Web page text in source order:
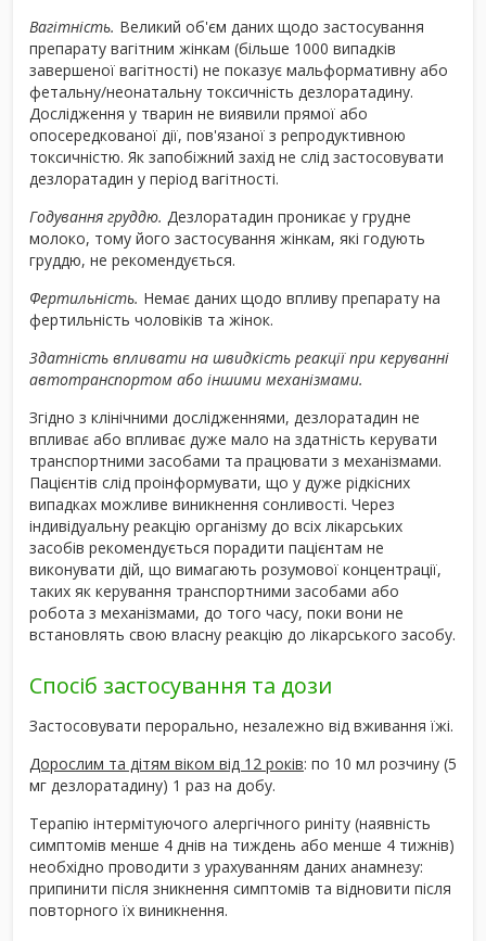
Вагітність. Великий об'єм даних щодо застосування
препарату вагітним жінкам (більше 1000 випадків
завершеної вагітності) не показує мальформативну або
фетальну/неонатальну токсичність дезлоратадину.
Дослідження у тварин не виявили прямої або
опосередкованої дії, пов'язаної з репродуктивною
токсичністю. Як запобіжний захід не слід застосовувати
дезлоратадин у період вагітності.
Годування груддю. Дезлоратадин проникає у грудне
молоко, тому його застосування жінкам, які годують
груддю, не рекомендується.
Фертильність. Немає даних щодо впливу препарату на
фертильність чоловіків та жінок.
Здатність впливати на швидкість реакції при керуванні
автотранспортом або іншими механізмами.
Згідно з клінічними дослідженнями, дезлоратадин не
впливає або впливає дуже мало на здатність керувати
транспортними засобами та працювати з механізмами.
Пацієнтів слід проінформувати, що у дуже рідкісних
випадках можливе виникнення сонливості. Через
індивідуальну реакцію організму до всіх лікарських
засобів рекомендується порадити пацієнтам не
виконувати дій, що вимагають розумової концентрації,
таких як керування транспортними засобами або
робота з механізмами, до того часу, поки вони не
встановлять свою власну реакцію до лікарського засобу.
Спосіб застосування та дози
Застосовувати перорально, незалежно від вживання їжі.
Дорослим та дітям віком від 12 років: по 10 мл розчину (5
мг дезлоратадину) 1 раз на добу.
Терапію інтермітуючого алергічного риніту (наявність
симптомів менше 4 днів на тиждень або менше 4 тижнів)
необхідно проводити з урахуванням даних анамнезу:
припинити після зникнення симптомів та відновити після
повторного їх виникнення.